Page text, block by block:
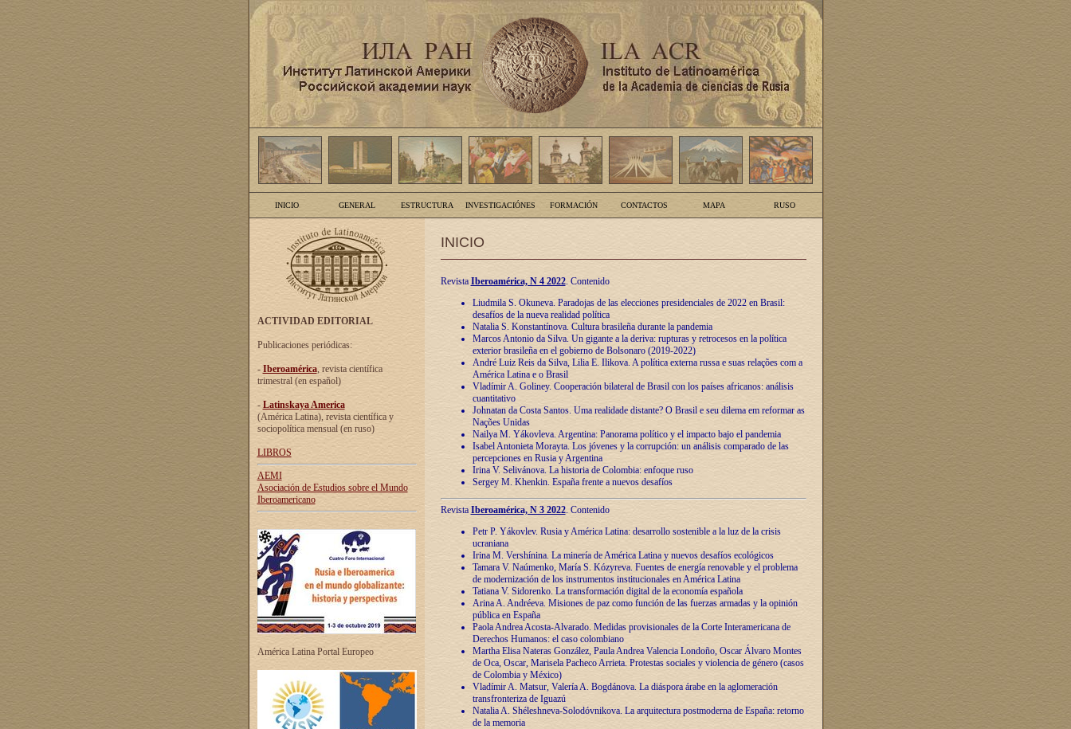
INICIO GENERAL ESTRUCTURA INVESTIGACIÓNES FORMACIÓN CONTACTOS MAPA RUSO
ACTIVIDAD EDITORIAL
Publicaciones periódicas:
- Iberoamérica, revista científica
trimestral (en español)
- Latinskaya America
(América Latina), revista científica y
sociopolítica mensual (en ruso)
LIBROS
AEMI
Asociación de Estudios sobre el Mundo
Iberoamericano
América Latina Portal Europeo
INICIO
Revista Iberoamérica, N 4 2022. Contenido
Liudmila S. Okuneva. Paradojas de las elecciones presidenciales de 2022 en Brasil:
desafíos de la nueva realidad política
Natalia S. Konstantínova. Cultura brasileña durante la pandemia
Marcos Antonio da Silva. Un gigante a la deriva: rupturas y retrocesos en la política
exterior brasileña en el gobierno de Bolsonaro (2019-2022)
André Luiz Reis da Silva, Lilia E. Ilikova. A política externa russa e suas relações com a
América Latina e o Brasil
Vladímir A. Goliney. Cooperación bilateral de Brasil con los países africanos: análisis
cuantitativo
Johnatan da Costa Santos. Uma realidade distante? O Brasil e seu dilema em reformar as
Nações Unidas
Nailya M. Yákovleva. Argentina: Panorama político y el impacto bajo el pandemia
Isabel Antonieta Morayta. Los jóvenes y la corrupción: un análisis comparado de las
percepciones en Rusia y Argentina
Irina V. Selivánova. La historia de Colombia: enfoque ruso
Sergey M. Khenkin. España frente a nuevos desafíos
Revista Iberoamérica, N 3 2022. Contenido
Petr P. Yákovlev. Rusia y América Latina: desarrollo sostenible a la luz de la crisis
ucraniana
Irina M. Vershínina. La minería de América Latina y nuevos desafíos ecológicos
Tamara V. Naúmenko, María S. Kózyreva. Fuentes de energía renovable y el problema
de modernización de los instrumentos institucionales en América Latina
Tatiana V. Sidorenko. La transformación digital de la economía española
Arina A. Andréeva. Misiones de paz como función de las fuerzas armadas y la opinión
pública en España
Paola Andrea Acosta-Alvarado. Medidas provisionales de la Corte Interamericana de
Derechos Humanos: el caso colombiano
Martha Elisa Nateras González, Paula Andrea Valencia Londoño, Oscar Álvaro Montes
de Oca, Oscar, Marisela Pacheco Arrieta. Protestas sociales y violencia de género (casos
de Colombia y México)
Vladímir A. Matsur, Valería A. Bogdánova. La diáspora árabe en la aglomeración
transfronteriza de Iguazú
Natalia A. Shéleshneva-Solodóvnikova. La arquitectura postmoderna de España: retorno
de la memoria